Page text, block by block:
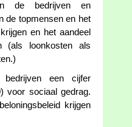
de bedrijven en
de topmensen en het
en het aandeel
(als loonkosten als
een cijfer
voor sociaal gedrag.
krijgen